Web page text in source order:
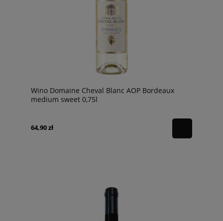
Wino Domaine Cheval Blanc AOP Bordeaux
medium sweet 0,75l
64,90 zł